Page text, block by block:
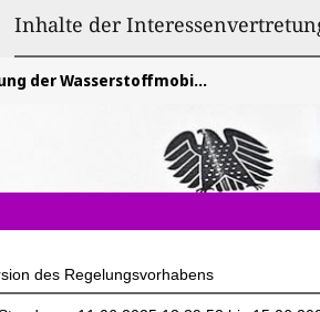
Inhalte der
der Wasserstoffmobilität
des Regelungsvorhabens